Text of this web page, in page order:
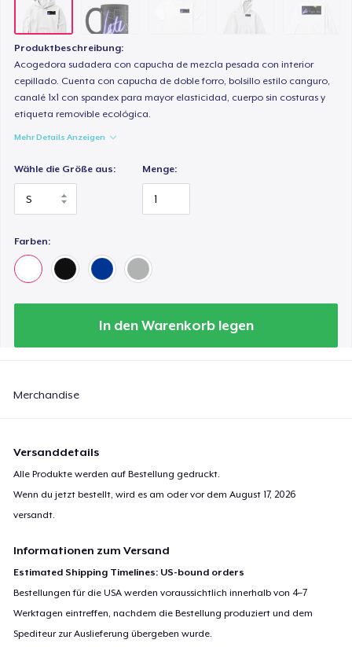
Produktbeschreibung:
Acogedora sudadera con capucha de mezcla pesada con interior
cepillado. Cuenta con capucha de doble forro, bolsillo estilo canguro,
canalé 1x1 con spandex para mayor elasticidad, cuerpo sin costuras y
etiqueta removible ecológica.
Mehr Details Anzeigen
Wähle die Größe aus: Menge:
Farben:
In den Warenkorb legen
Merchandise
Versanddetails
Alle Produkte werden auf Bestellung gedruckt.
Wenn du jetzt bestellt, wird es am oder vor demAugust 17, 2026
versandt.
Informationen zum Versand
Estimated Shipping Timelines: US-bound orders
Bestellungen für die USA werden voraussichtlich innerhalb von 4–7
Werktagen eintreffen, nachdem die Bestellung produziert und dem
Spediteur zur Auslieferung übergeben wurde.